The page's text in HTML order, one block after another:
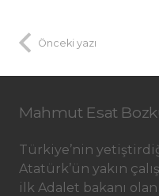
Önceki yazı
Mahmut Esat
Türkiye’nin
Atatürk’ün yakın
ilk Adalet bakanı